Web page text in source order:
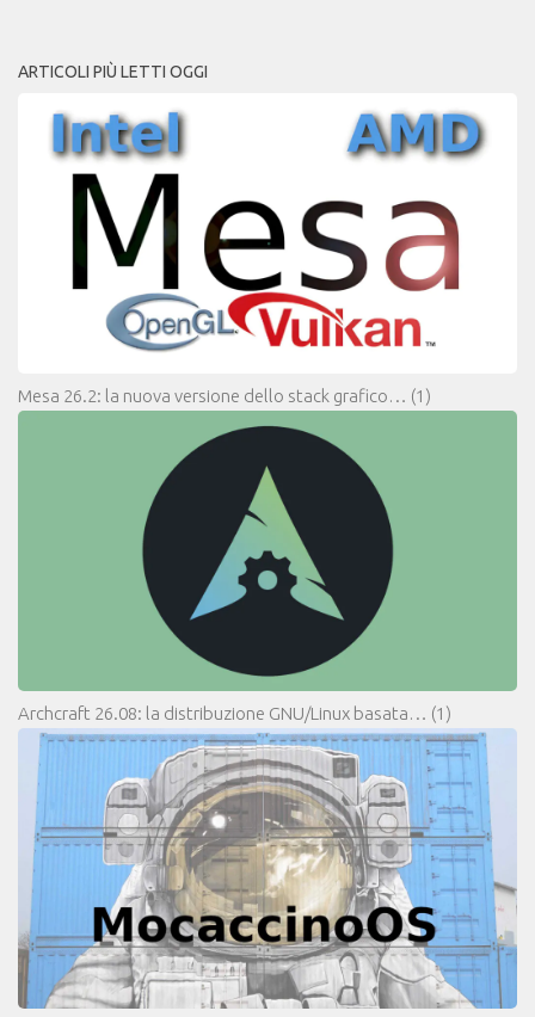
ARTICOLI PIÙ LETTI OGGI
Mesa 26.2: la nuova versione dello stack grafico… (1)
Archcraft 26.08: la distribuzione GNU/Linux basata… (1)